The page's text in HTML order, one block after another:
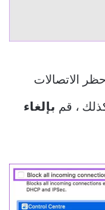
الاتصالات
، قم بإلغاء